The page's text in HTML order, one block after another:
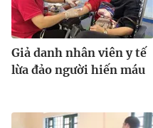
thông tin từ website này.
Giả danh nhân viên y tế
lừa đảo người hiến máu